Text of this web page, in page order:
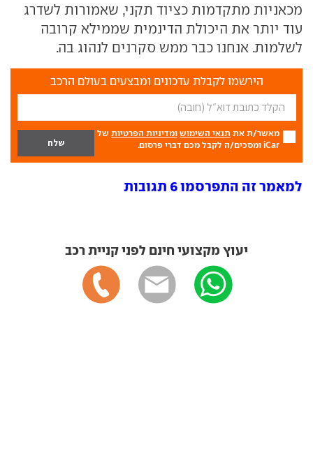
מכאניות מתקדמות כציוד תקני, שאמורות לשדרג
עוד יותר את היכולת הדינמית שממילא קרובה
לשלמות. אנחנו כבר ממש סקרנים לנהוג בה.
הירשמו לקבלת עדכונים ומבצעים בעולם הרכב
מאשר/ת את תנאי השימוש ומדיניות הפרטיות של
iCar ומסכים/ה לקבל מכם דברי פרסום.
למאמר זה התפרסמו 6 תגובות
יעוץ מקצועי חינם לפני קניית רכב